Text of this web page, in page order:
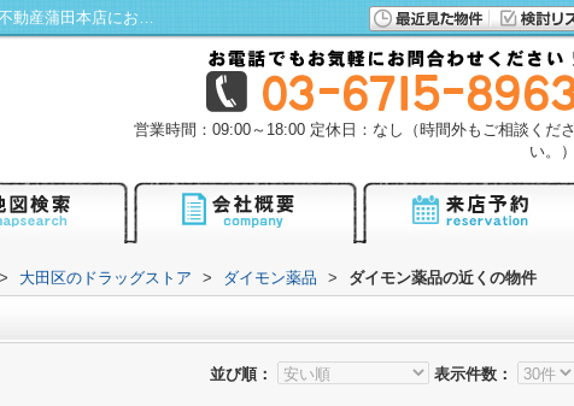
ダイモン薬品周辺の物件一覧｜蒲田・大田区エリアの不動産は株式会社KENTY不動産蒲田本店にお任せ！
営業時間：09:00～18:00 定休日：なし（時間外もご相談くださ
い。）
> 大田区のドラッグストア > ダイモン薬品 > ダイモン薬品の近くの物件
並び順： 表示件数：